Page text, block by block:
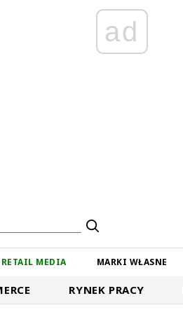
ad
RETAIL MEDIA MARKI WŁASNE
RYNEK PRACY